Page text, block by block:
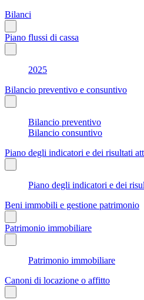
Bilanci
Piano flussi di cassa
2025
Bilancio preventivo e consuntivo
Bilancio preventivo
Bilancio consuntivo
Piano degli indicatori e dei risultati
Piano degli indicatori e dei
Beni immobili e gestione patrimonio
Patrimonio immobiliare
Patrimonio immobiliare
Canoni di locazione o affitto